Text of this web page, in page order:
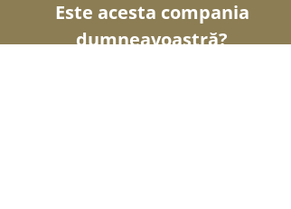
Este acesta compania
dumneavoastră?